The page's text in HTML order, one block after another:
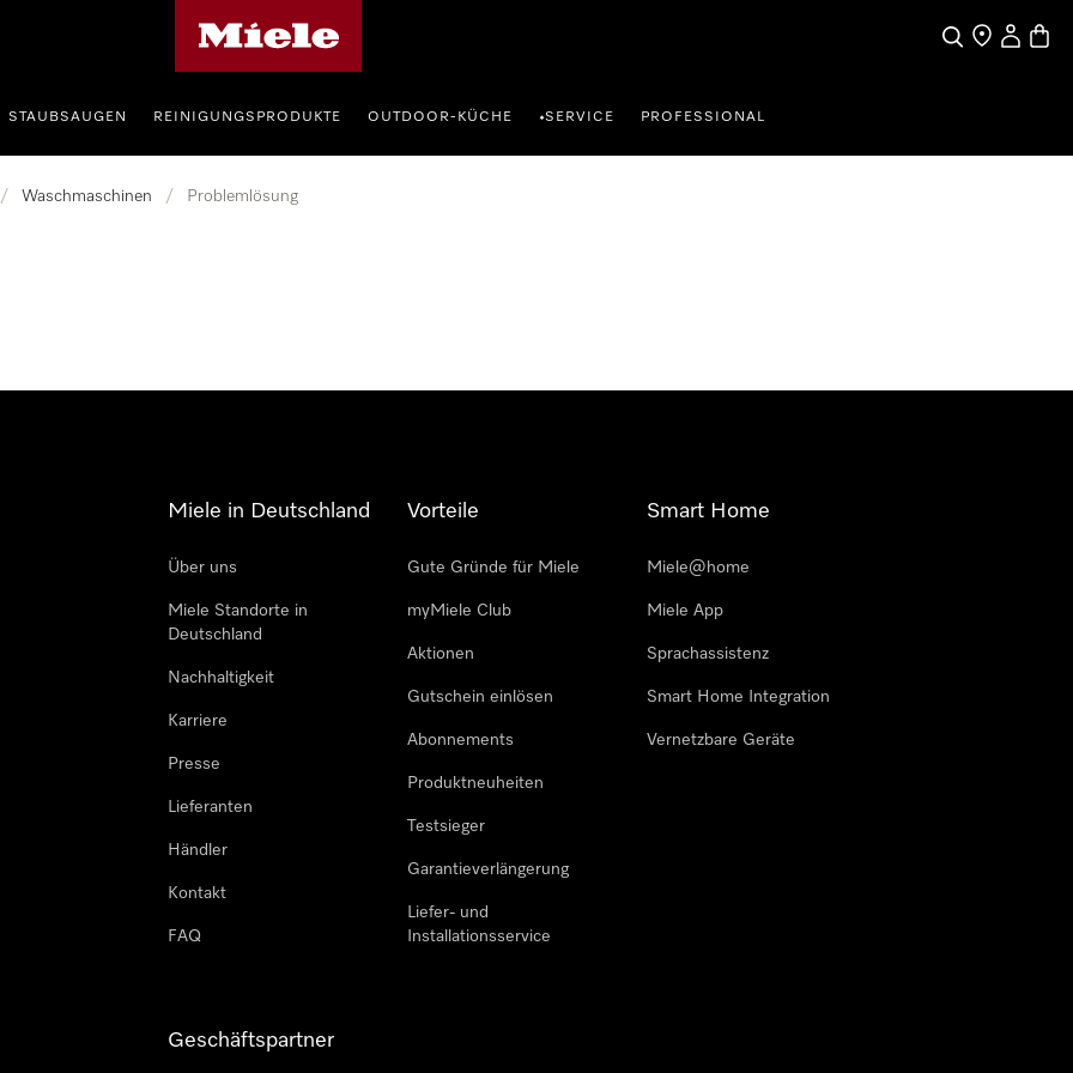
SucheHändler
Mein
STAUBSAUGEN REINIGUNGSPRODUKTE OUTDOOR-KÜCHE •SERVICE PROFESSIONAL
/ Waschmaschinen / Problemlösung
Miele in Deutschland
Über uns
Miele Standorte in
Deutschland
Nachhaltigkeit
Karriere
Presse
Lieferanten
Händler
Kontakt
FAQ
Vorteile
Gute Gründe für Miele
myMiele Club
Aktionen
Gutschein einlösen
Abonnements
Produktneuheiten
Testsieger
Garantieverlängerung
Liefer- und
Installationsservice
Smart Home
Miele@home
Miele App
Sprachassistenz
Smart Home Integration
Vernetzbare Geräte
Geschäftspartner